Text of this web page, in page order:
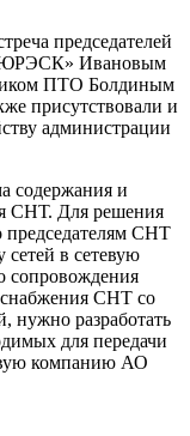
председателей
Ивановым
ПТО Болдиным
присутствовали и
администрации
содержания и
СНТ. Для решения
председателям СНТ
сетей в сетевую
сопровождения
СНТ со
нужно разработать
для передачи
компанию АО